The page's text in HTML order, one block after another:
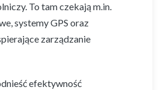
To tam czekają m.in.
systemy GPS oraz
zarządzanie
efektywność